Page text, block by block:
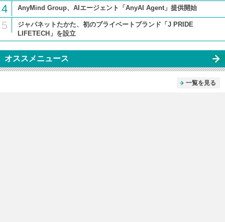
4 AnyMind Group、AIエージェント「AnyAI Agent」提供開始
5
ジャパネットたかた、初のプライベートブランド「J PRIDE
LIFETECH」を設立
オススメニュース
一覧を見る